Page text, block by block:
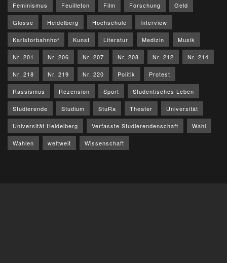
Feminismus Feuilleton Film Forschung Geld
Glosse Heidelberg Hochschule Interview
Karlstorbahnhof Kunst Literatur Medizin Musik
Nr. 201 Nr. 206 Nr. 207 Nr. 208 Nr. 212 Nr. 214
Nr. 218 Nr. 219 Nr. 220 Politik Protest
Rassismus Rezension Sport Studentisches Leben
Studierende Studium StuRa Theater Universität
Universität Heidelberg Verfasste Studierendenschaft Wahl
Wahlen weltweit Wissenschaft